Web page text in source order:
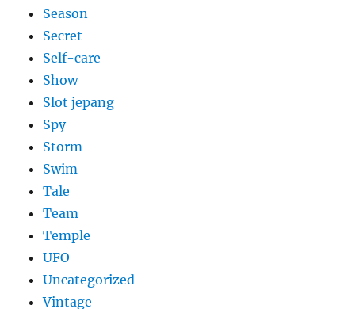
Season
Secret
Self-care
Show
Slot jepang
Spy
Storm
Swim
Tale
Team
Temple
UFO
Uncategorized
Vintage